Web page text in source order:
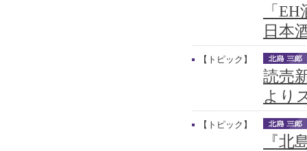
「
日本
【トピック】
読売
より
【トピック】
『北